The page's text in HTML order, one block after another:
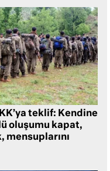
teklif: Kendine
oluşumu kapat,
mensuplarını